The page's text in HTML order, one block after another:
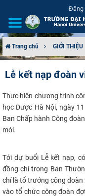
Đăng
TUYỂN SINH
ĐẢM BẢO CHẤT
KHOA HỌC
Trang chủ GIỚI THIỆU
Lễ kết nạp đoàn
Thực hiện chương trình
học Dược Hà Nội, ngày
Ban Chấp hành Công
mới.
Tới dự buổi Lễ kết nạp,
đồng chí trong Ban
chí là tổ trưởng công
vào tổ chức công đoàn